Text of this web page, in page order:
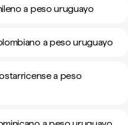
a peso uruguayo
a peso uruguayo
a peso